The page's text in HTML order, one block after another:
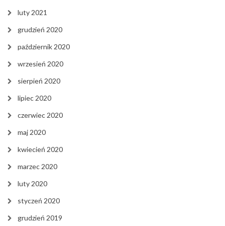
luty 2021
grudzień 2020
październik 2020
wrzesień 2020
sierpień 2020
lipiec 2020
czerwiec 2020
maj 2020
kwiecień 2020
marzec 2020
luty 2020
styczeń 2020
grudzień 2019